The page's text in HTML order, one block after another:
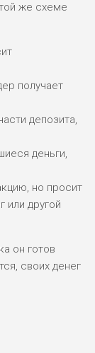
же схеме
получает
депозита,
деньги,
но просит
или другой
он готов
своих денег